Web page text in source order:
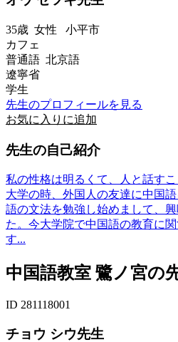
35歳 女性 小平市
カフェ
普通語 北京語
遼寧省
学生
先生のプロフィールを見る
お気に入りに追加
先生の自己紹介
私の性格は明るくて、人と話すこ
大学の時、外国人の友達に中国
語の文法を勉強し始めまして、
た。今大学院で中国語の教育に
す...
中国語教室 鷺ノ宮の
ID 281118001
チョウ シウ先生